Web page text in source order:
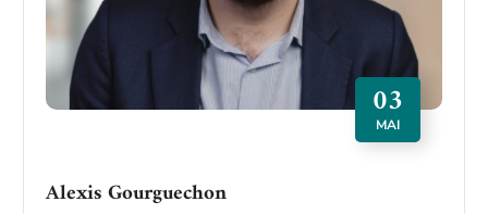
03
MAI
Alexis Gourguechon